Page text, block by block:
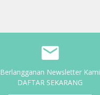
Berlangganan Newsletter Kami
DAFTAR SEKARANG